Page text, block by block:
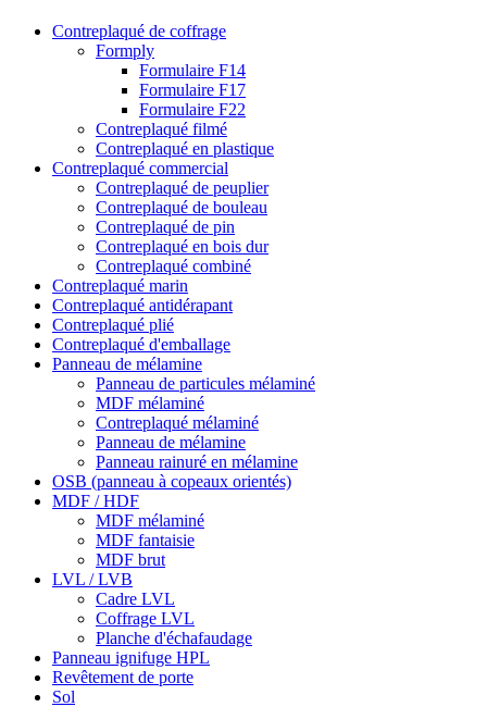
Contreplaqué de coffrage
Formply
Formulaire F14
Formulaire F17
Formulaire F22
Contreplaqué filmé
Contreplaqué en plastique
Contreplaqué commercial
Contreplaqué de peuplier
Contreplaqué de bouleau
Contreplaqué de pin
Contreplaqué en bois dur
Contreplaqué combiné
Contreplaqué marin
Contreplaqué antidérapant
Contreplaqué plié
Contreplaqué d'emballage
Panneau de mélamine
Panneau de particules mélaminé
MDF mélaminé
Contreplaqué mélaminé
Panneau de mélamine
Panneau rainuré en mélamine
OSB (panneau à copeaux orientés)
MDF / HDF
MDF mélaminé
MDF fantaisie
MDF brut
LVL / LVB
Cadre LVL
Coffrage LVL
Planche d'échafaudage
Panneau ignifuge HPL
Revêtement de porte
Sol